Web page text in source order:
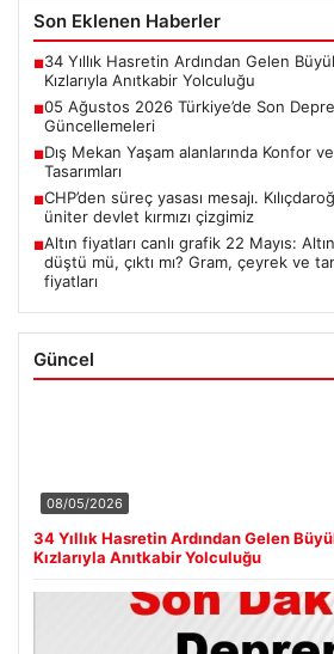
Son Eklenen Haberler
■34 Yıllık Hasretin Ardından Gelen
Kızlarıyla Anıtkabir Yolculuğu
■05 Ağustos 2026 Türkiye’de Son
Güncellemeleri
■Dış Mekan Yaşam alanlarında Konfor
Tasarımları
■CHP’den süreç yasası mesajı.
üniter devlet kırmızı çizgimiz
■Altın fiyatları canlı grafik 22 Mayıs:
düştü mü, çıktı mı? Gram, çeyrek ve
fiyatları
Güncel
08/05/2026
34 Yıllık Hasretin Ardından Gelen
Kızlarıyla Anıtkabir Yolculuğu